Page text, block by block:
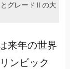
とグレードⅡの大
来年の世界
ンピック